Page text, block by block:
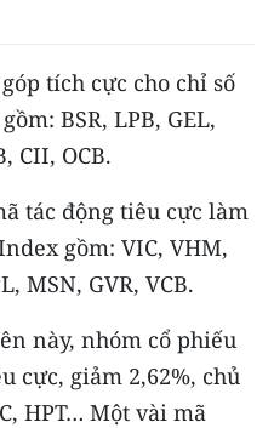
tích cực cho chỉ số
BSR, LPB, GEL,
CII, OCB.
tác động tiêu cực làm
gồm: VIC, VHM,
MSN, GVR, VCB.
này, nhóm cổ phiếu
cực, giảm 2,62%, chủ
HPT… Một vài mã